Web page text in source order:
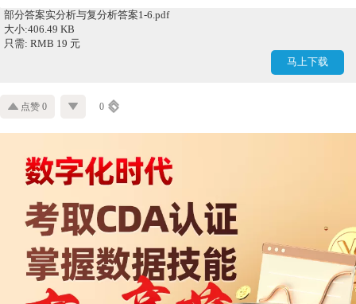
部分答案实分析与复分析答案1-6.pdf
大小:406.49 KB
只需: RMB 19 元
马上下载
点赞 0 0